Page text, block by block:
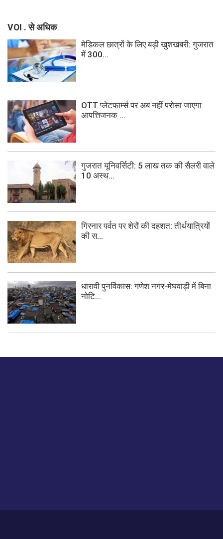
VOI . से अधिक
मेडिकल छात्रों के लिए बड़ी खुशखबरी: गुजरात
में 300...
OTT प्लेटफार्म्स पर अब नहीं परोसा जाएगा
आपत्तिजनक ...
गुजरात यूनिवर्सिटी: 5 लाख तक की सैलरी वाले
10 अस्थ...
गिरनार पर्वत पर शेरों की दहशत: तीर्थयात्रियों
की स...
धारावी पुनर्विकास: गणेश नगर-मेघवाड़ी में बिना
नोटि...